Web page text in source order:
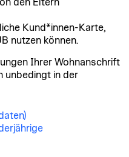
den Eltern
Kund*innen-Karte,
nutzen können.
Ihrer Wohnanschrift
unbedingt in der